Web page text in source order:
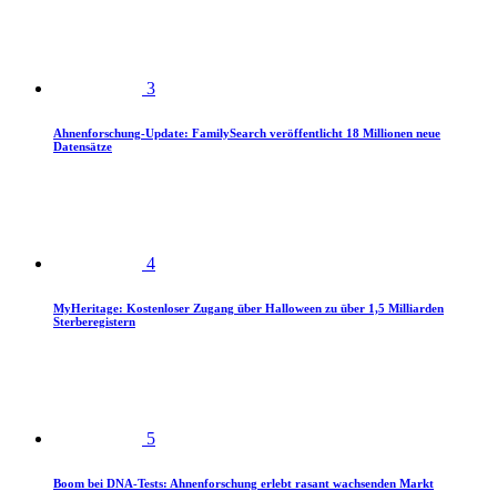
3
Ahnenforschung-Update: FamilySearch veröffentlicht 18 Millionen neue
Datensätze
4
MyHeritage: Kostenloser Zugang über Halloween zu über 1,5 Milliarden
Sterberegistern
5
Boom bei DNA-Tests: Ahnenforschung erlebt rasant wachsenden Markt